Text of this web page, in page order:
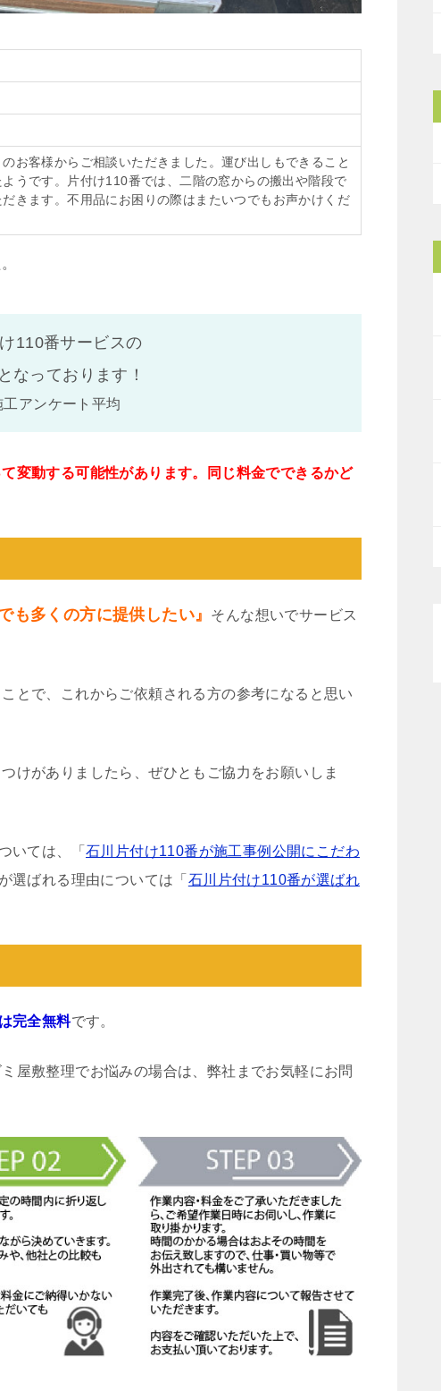
お客様からご相談いただきました。運び出しもできること
うです。片付け110番では、二階の窓からの搬出や階段で
きます。不用品にお困りの際はまたいつでもお声かけくだ
110番サービスの
なっております！
アンケート平均
変動する可能性があります。同じ料金でできるかど
も多くの方に提供したい』
そんな想いでサービス
とで、これからご依頼される方の参考になると思い
けがありましたら、ぜひともご協力をお願いしま
いては、「 石川片付け110番が施工事例公開にこだわ
選ばれる理由については「 石川片付け110番が選ばれ
完全無料です。
屋敷整理でお悩みの場合は、弊社までお気軽にお問